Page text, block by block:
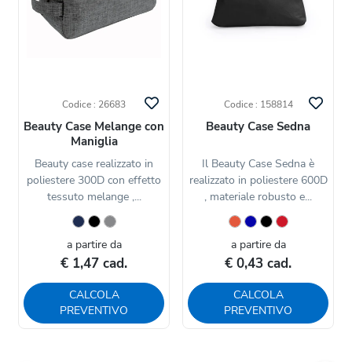
Codice : 26683
Beauty Case Melange con
Maniglia
Beauty case realizzato in
poliestere 300D con effetto
tessuto melange ,...
a partire da
€ 1,47 cad.
CALCOLA
PREVENTIVO
Codice : 158814
Beauty Case Sedna
Il Beauty Case Sedna è
realizzato in poliestere 600D
, materiale robusto e...
a partire da
€ 0,43 cad.
CALCOLA
PREVENTIVO